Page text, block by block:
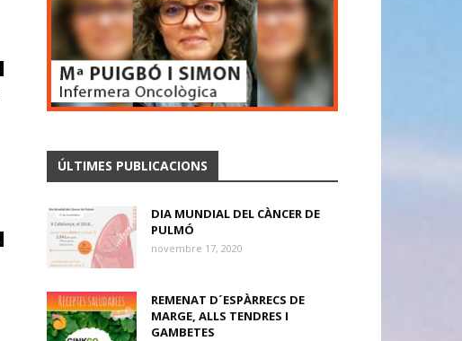
ÚLTIMES PUBLICACIONS
DIA MUNDIAL DEL CÀNCER DE
PULMÓ
novembre 17, 2020
REMENAT D´ESPÀRRECS DE
MARGE, ALLS TENDRES I
GAMBETES